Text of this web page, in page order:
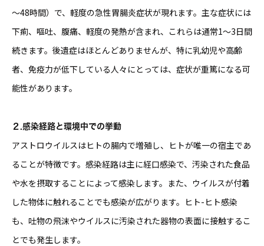
～48時間）で、軽度の急性胃腸炎症状が現れます。主な症状には
下痢、嘔吐、腹痛、軽度の発熱が含まれ、これらは通常1～3日間
続きます。後遺症はほとんどありませんが、特に乳幼児や高齢
者、免疫力が低下している人々にとっては、症状が重篤になる可
能性があります。
２.感染経路と環境中での挙動
アストロウイルスはヒトの腸内で増殖し、ヒトが唯一の宿主であ
ることが特徴です。感染経路は主に経口感染で、汚染された食品
や水を摂取することによって感染します。また、ウイルスが付着
した物体に触れることでも感染が広がります。ヒト-ヒト感染
も、吐物の飛沫やウイルスに汚染された器物の表面に接触するこ
とでも発生します。